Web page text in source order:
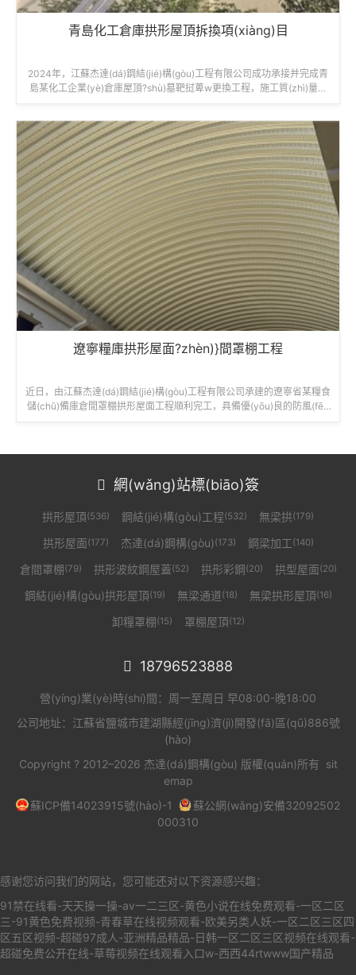
青島化工倉庫拱形屋頂拆換項(xiàng)目
2024年，江蘇杰達(dá)鋼結(jié)構(gòu)工程有限公司成功承接并完成青
島某化工企業(yè)倉庫屋頂?shù)墓靶挝萆w更換工程，施工質(zhì)量與
遼寧糧庫拱形屋面?zhèn)}間罩棚工程
近日，由江蘇杰達(dá)鋼結(jié)構(gòu)工程有限公司承建的遼寧省某糧食
儲(chǔ)備庫倉間罩棚拱形屋面工程順利完工，具備優(yōu)良的防風(fēn
 網(wǎng)站標(biāo)簽
拱形屋頂(536) 鋼結(jié)構(gòu)工程(532) 無梁拱(179)
拱形屋面(177) 杰達(dá)鋼構(gòu)(173) 鋼梁加工(140)
倉間罩棚(79) 拱形波紋鋼屋蓋(52) 拱形彩鋼(20) 拱型屋面(20)
鋼結(jié)構(gòu)拱形屋頂(19) 無梁通道(18) 無梁拱形屋頂(16)
卸糧罩棚(15) 罩棚屋頂(12)
 18796523888
營(yíng)業(yè)時(shí)間：周一至周日 早08:00-晚18:00
公司地址：江蘇省鹽城市建湖縣經(jīng)濟(jì)開發(fā)區(qū)886號
(hào)
Copyright ? 2012–2026 杰達(dá)鋼構(gòu) 版權(quán)所有 sit
emap
蘇ICP備14023915號(hào)-1
蘇公網(wǎng)安備32092502
000310
感谢您访问我们的网站，您可能还对以下资源感兴趣：
91禁在线看-天天操一操-av一二三区-黄色小说在线免费观看-一区二区
三-91黄色免费视频-青春草在线视频观看-欧美另类人妖-一区二区三区四
区五区视频-超碰97成人-亚洲精品精品-日韩一区二区三区视频在线观看-
超碰免费公开在线-草莓视频在线观看入口w-西西44rtwww国产精品